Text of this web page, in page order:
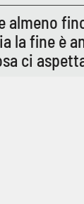
almeno
la fine è
ci